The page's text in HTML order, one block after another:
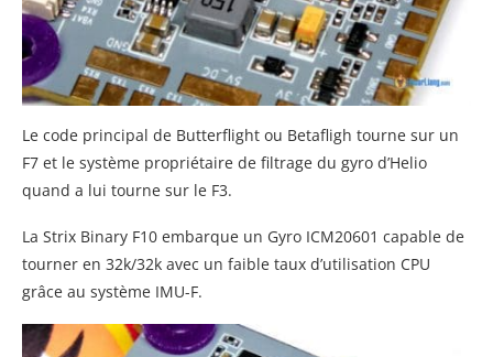
Le code principal de Butterflight ou Betafligh tourne sur un
F7 et le système propriétaire de filtrage du gyro d’Helio
quand a lui tourne sur le F3.
La Strix Binary F10 embarque un Gyro ICM20601 capable de
tourner en 32k/32k avec un faible taux d’utilisation CPU
grâce au système IMU-F.